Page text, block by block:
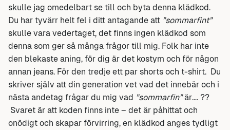
skulle jag omedelbart se till och byta denna klädkod.
Du har tyvärr helt fel i ditt antagande att ”sommarfint”
skulle vara vedertaget, det finns ingen klädkod som
denna som ger så många frågor till mig. Folk har inte
den blekaste aning, för dig är det kostym och för någon
annan jeans. För den tredje ett par shorts och t-shirt. Du
skriver själv att din generation vet vad det innebär och i
nästa andetag frågar du mig vad ”sommarfin”är…. ??
Svaret är att koden finns inte – det är påhittat och
onödigt och skapar förvirring, en klädkod anges tydligt